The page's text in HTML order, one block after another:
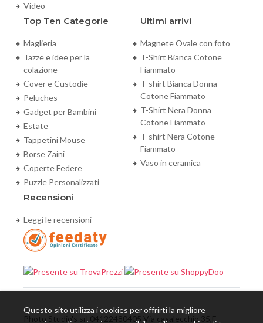
Video
Top Ten Categorie
Maglieria
Tazze e idee per la
colazione
Cover e Custodie
Peluches
Gadget per Bambini
Estate
Tappetini Mouse
Borse Zaini
Coperte Federe
Puzzle Personalizzati
Ultimi arrivi
Magnete Ovale con foto
T-Shirt Bianca Cotone
Fiammato
T-shirt Bianca Donna
Cotone Fiammato
T-Shirt Nera Donna
Cotone Fiammato
T-shirt Nera Cotone
Fiammato
Vaso in ceramica
Recensioni
Leggi le recensioni
Photo Studio's srl 04122480405 Via casalecchio 35,E
Questo sito utilizza i cookies per offrirti la migliore